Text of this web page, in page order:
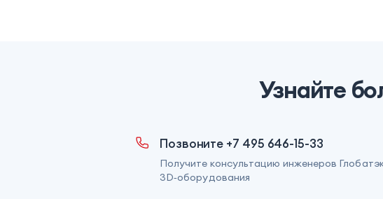
Узнайте
Позвоните +7 495 646-15-33
Получите консультацию инженеров
3D‑оборудования